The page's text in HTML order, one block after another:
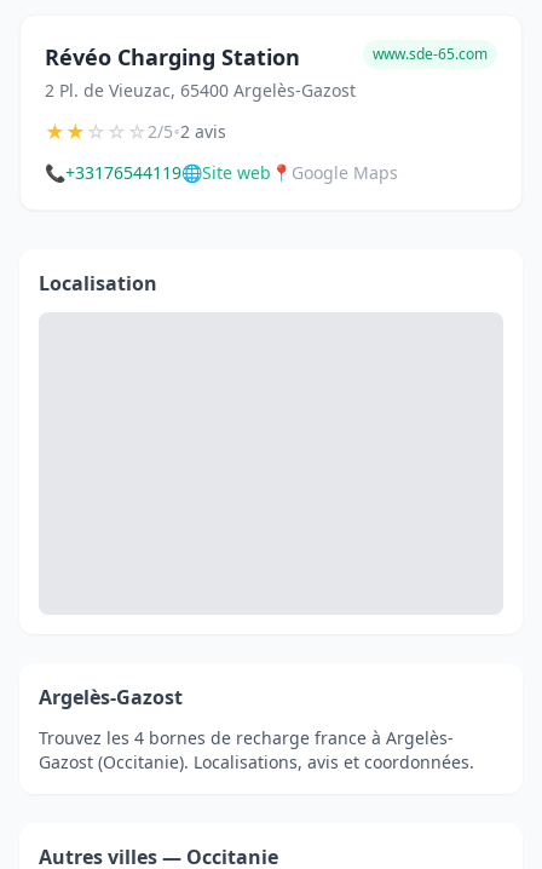
Révéo Charging Station
2 Pl. de Vieuzac, 65400 Argelès-Gazost
www.sde-65.com
★★☆☆☆2/5•2 avis
📞+33176544119🌐Site web 📍 Google Maps
Localisation
Argelès-Gazost
Trouvez les 4 bornes de recharge france à Argelès-
Gazost (Occitanie). Localisations, avis et coordonnées.
Autres villes — Occitanie